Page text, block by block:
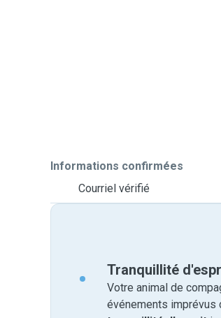
Informations confirmées
Courriel vérifié
Tranquillité
Votre animal de
événements imprévus